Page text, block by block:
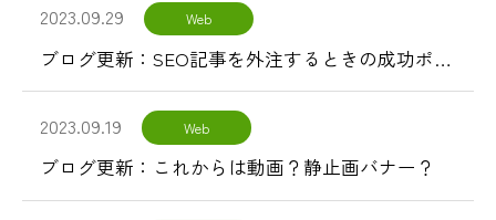
2023.09.29 Web
ブログ更新：SEO記事を外注するときの成功ポイント
2023.09.19 Web
ブログ更新：これからは動画？静止画バナー？